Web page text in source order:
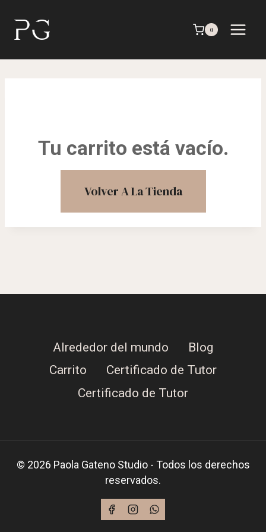
contenido
0
Tu carrito está vacío.
Volver A La Tienda
Alrededor del mundo
Blog
Carrito
Certificado de Tutor
Certificado de Tutor
© 2026 Paola Gateno Studio - Todos los derechos
reservados.